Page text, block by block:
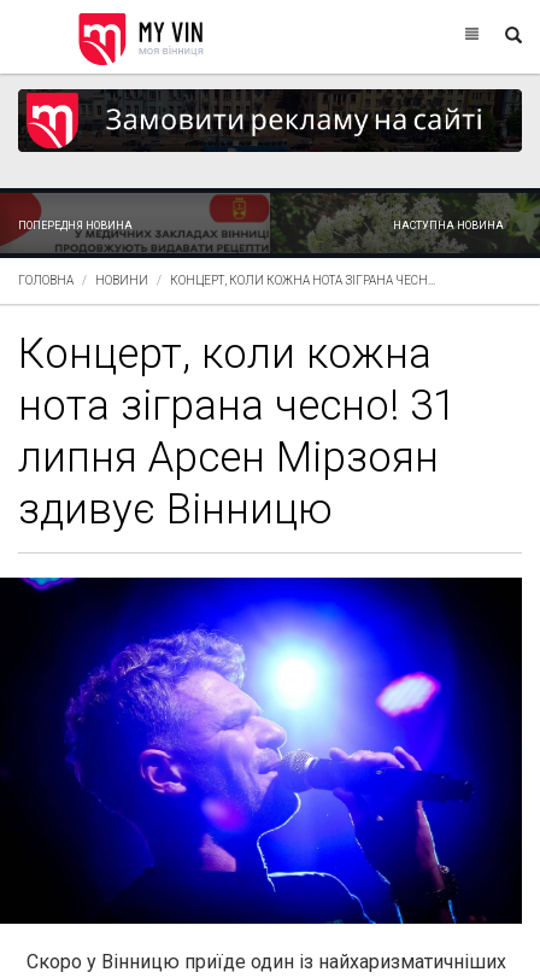
ПОПЕРЕДНЯ НОВИНА НАСТУПНА НОВИНА
ГОЛОВНА НОВИНИ КОНЦЕРТ, КОЛИ КОЖНА НОТА ЗІГРАНА ЧЕСН...
Концерт, коли кожна
нота зіграна чесно! 31
липня Арсен Мірзоян
здивує Вінницю
Скоро у Вінницю приїде один із найхаризматичніших